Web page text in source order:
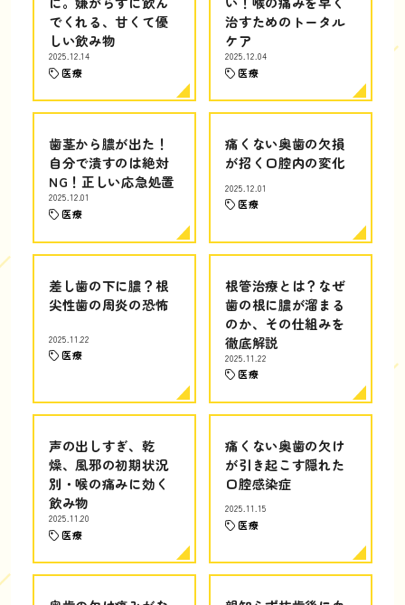
でくれる、甘くて優
しい飲み物
2025.12.14
医療
治すためのトータル
ケア
2025.12.04
医療
歯茎から膿が出た！
自分で潰すのは絶対
NG！正しい応急処置
2025.12.01
医療
痛くない奥歯の欠損
が招く口腔内の変化
2025.12.01
医療
差し歯の下に膿？根
尖性歯の周炎の恐怖
2025.11.22
医療
根管治療とは？なぜ
歯の根に膿が溜まる
のか、その仕組みを
徹底解説
2025.11.22
医療
声の出しすぎ、乾
燥、風邪の初期状況
別・喉の痛みに効く
飲み物
2025.11.20
医療
痛くない奥歯の欠け
が引き起こす隠れた
口腔感染症
2025.11.15
医療